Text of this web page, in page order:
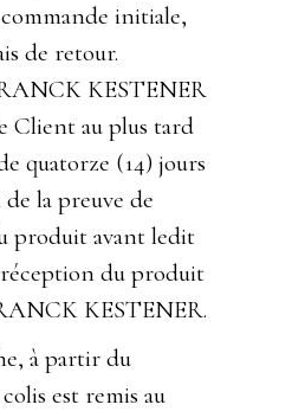
initiale,
de retour.
KESTENER
Client au plus tard
quatorze (14) jours
la preuve de
produit avant ledit
du produit
KESTENER.
à partir du
est remis au